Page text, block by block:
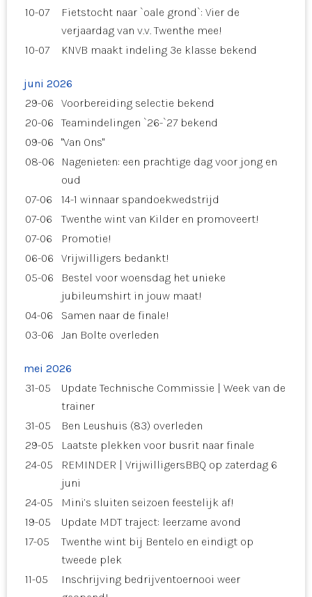
10-07
Fietstocht naar `oale grond`: Vier de
verjaardag van v.v. Twenthe mee!
10-07
KNVB maakt indeling 3e klasse bekend
juni 2026
29-06
Voorbereiding selectie bekend
20-06
Teamindelingen `26-`27 bekend
09-06
"Van Ons"
08-06
Nagenieten: een prachtige dag voor jong en
oud
07-06
14-1 winnaar spandoekwedstrijd
07-06
Twenthe wint van Kilder en promoveert!
07-06
Promotie!
06-06
Vrijwilligers bedankt!
05-06
Bestel voor woensdag het unieke
jubileumshirt in jouw maat!
04-06
Samen naar de finale!
03-06
Jan Bolte overleden
mei 2026
31-05
Update Technische Commissie | Week van de
trainer
31-05
Ben Leushuis (83) overleden
29-05
Laatste plekken voor busrit naar finale
24-05
REMINDER | VrijwilligersBBQ op zaterdag 6
juni
24-05
Mini’s sluiten seizoen feestelijk af!
19-05
Update MDT traject: leerzame avond
17-05
Twenthe wint bij Bentelo en eindigt op
tweede plek
11-05
Inschrijving bedrijventoernooi weer